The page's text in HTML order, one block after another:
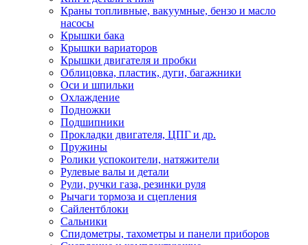
Краны топливные, вакуумные, бензо и масло
насосы
Крышки бака
Крышки вариаторов
Крышки двигателя и пробки
Облицовка, пластик, дуги, багажники
Оси и шпильки
Охлаждение
Подножки
Подшипники
Прокладки двигателя, ЦПГ и др.
Пружины
Ролики успокоители, натяжители
Рулевые валы и детали
Рули, ручки газа, резинки руля
Рычаги тормоза и сцепления
Сайлентблоки
Сальники
Спидометры, тахометры и панели приборов